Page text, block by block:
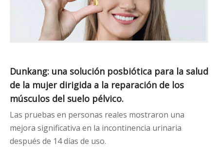
Dunkang: una solución posbiótica para la salud
de la mujer dirigida a la reparación de los
músculos del suelo pélvico.
Las pruebas en personas reales mostraron una
mejora significativa en la incontinencia urinaria
después de 14 días de uso.